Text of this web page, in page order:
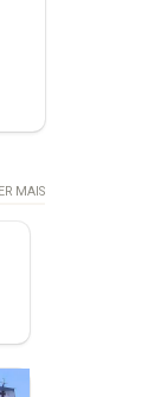
MAIS